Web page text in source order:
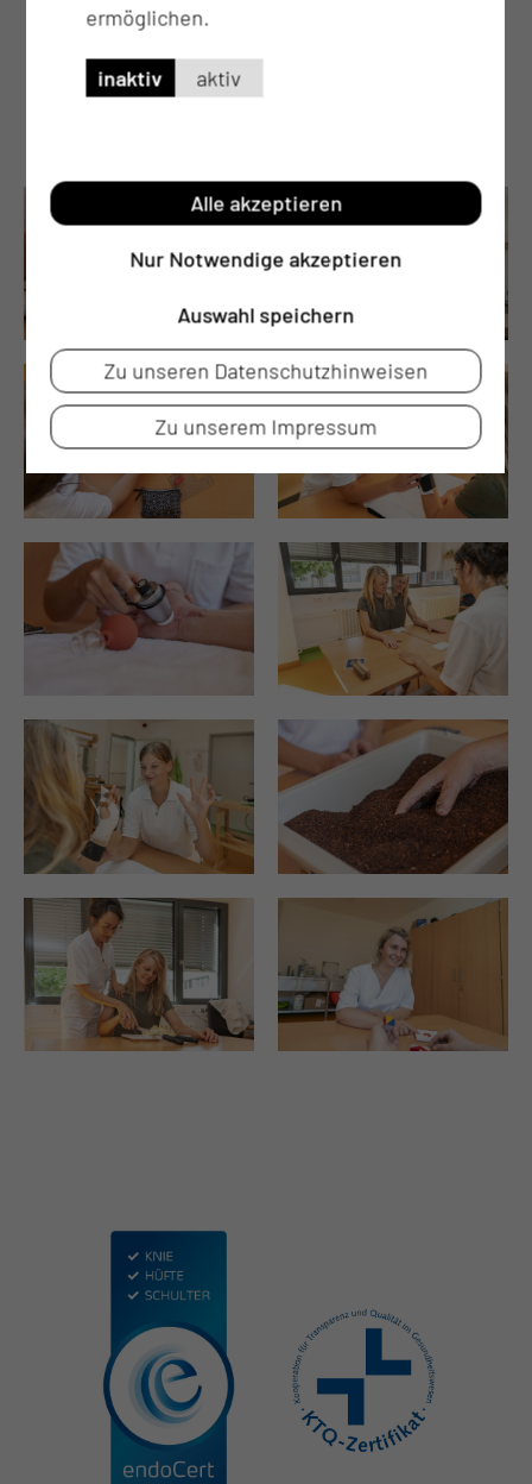
Kinesio Taping obere Extremität
Spiegeltherapie
ermöglichen.
inaktiv aktiv
Alle akzeptieren
Nur Notwendige akzeptieren
Auswahl speichern
Zu unseren Datenschutzhinweisen
Zu unserem Impressum